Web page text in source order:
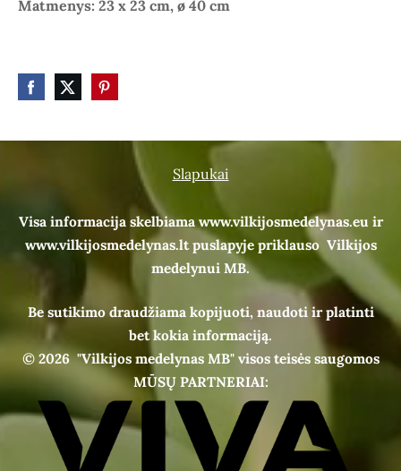
Matmenys: 23 x 23 cm, ø 40 cm
Slapukai
Visa informacija skelbiama www.vilkijosmedelynas.eu ir
www.vilkijosmedelynas.lt puslapyje priklauso Vilkijos
medelynui MB.
Be sutikimo draudžiama kopijuoti, naudoti ir platinti
bet kokia informaciją.
© 2026"Vilkijos medelynas MB" visos teisės saugomos
MŪSŲ PARTNERIAI: